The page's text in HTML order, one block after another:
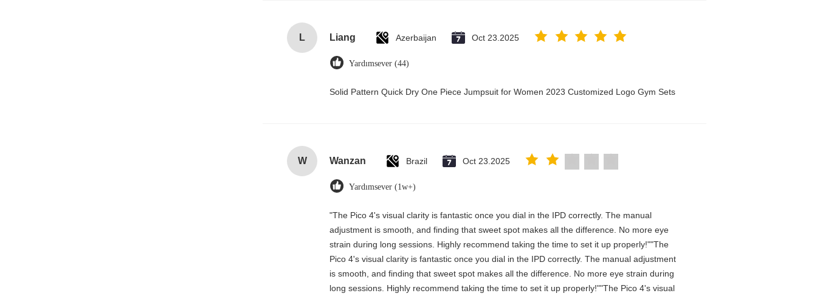
L Liang Azerbaijan Oct 23.2025
Yardımsever (44)
Solid Pattern Quick Dry One Piece Jumpsuit for Women 2023 Customized Logo Gym Sets
W Wanzan Brazil Oct 23.2025
Yardımsever (1w+)
"The Pico 4's visual clarity is fantastic once you dial in the IPD correctly. The manual
adjustment is smooth, and finding that sweet spot makes all the difference. No more eye
strain during long sessions. Highly recommend taking the time to set it up properly!""The
Pico 4's visual clarity is fantastic once you dial in the IPD correctly. The manual adjustment
is smooth, and finding that sweet spot makes all the difference. No more eye strain during
long sessions. Highly recommend taking the time to set it up properly!""The Pico 4's visual